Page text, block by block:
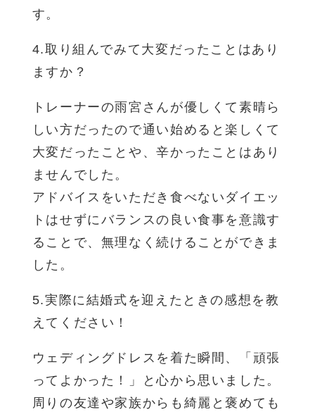
す。
4.取り組んでみて大変だったことはあり
ますか？
トレーナーの雨宮さんが優しくて素晴ら
しい方だったので通い始めると楽しくて
大変だったことや、辛かったことはあり
ませんでした。
アドバイスをいただき食べないダイエッ
トはせずにバランスの良い食事を意識す
ることで、無理なく続けることができま
した。
5.実際に結婚式を迎えたときの感想を教
えてください！
ウェディングドレスを着た瞬間、「頑張
ってよかった！」と心から思いました。
周りの友達や家族からも綺麗と褒めても